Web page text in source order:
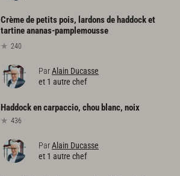
Crème de petits pois, lardons de haddock et
tartine ananas-pamplemousse
240
ParAlain Ducasse
et 1 autre chef
Haddockencarpaccio, chou blanc, noix
436
ParAlain Ducasse
et 1 autre chef